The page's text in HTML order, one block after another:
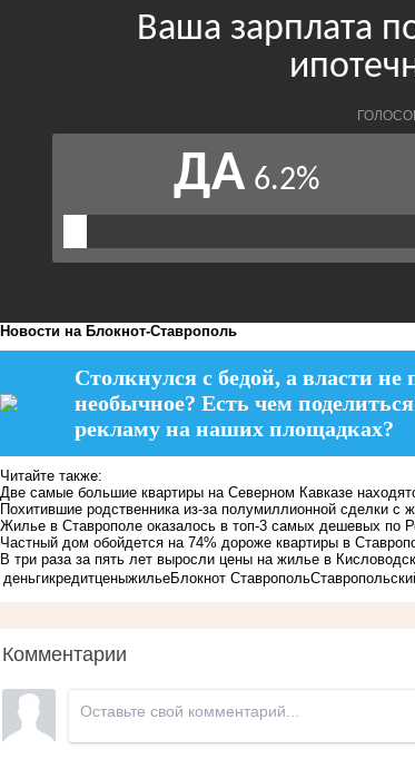
Новости на Блoкнoт-Ставрополь
Столкнулся с бедой, а власти
необычное? Есть чем
рекламу на наших площадках?
Читайте также:
Две самые большие квартиры на Северном Кавказе
Похитившие родственника из-за полумиллионной сделки
Жилье в Ставрополе оказалось в топ-3 самых дешевых по
Частный дом обойдется на 74% дороже квартиры в
В три раза за пять лет выросли цены на жилье в
деньгикредитценыжильеБлокнот Ставрополь
Комментарии